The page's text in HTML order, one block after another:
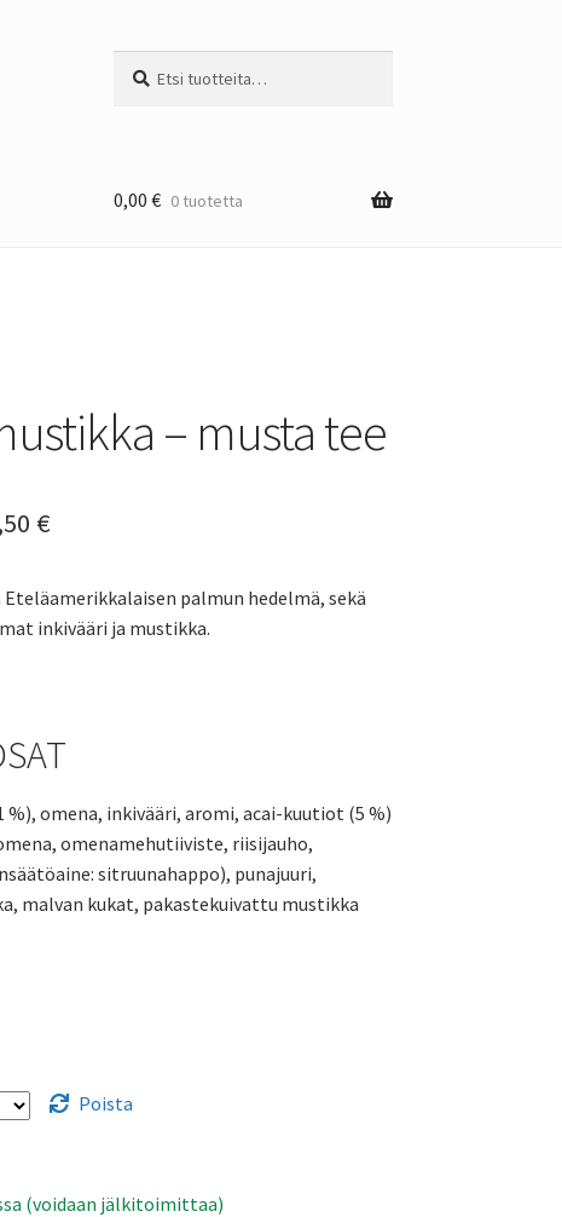
0,00 € 0 tuotetta
– musta tee
€Hintaluokka:
-
Eteläamerikkalaisen palmun hedelmä, sekä
inkivääri ja mustikka.
%), omena, inkivääri, aromi, acai-kuutiot (5 %)
omenamehutiiviste, riisijauho,
sitruunahappo), punajuuri,
malvan kukat, pakastekuivattu mustikka
Poista
(voidaan jälkitoimittaa)